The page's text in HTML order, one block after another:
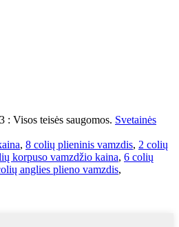
Visos teisės saugomos. Svetainės
, 8 colių plieninis vamzdis, 2 colių
korpuso vamzdžio kaina, 6 colių
anglies plieno vamzdis,